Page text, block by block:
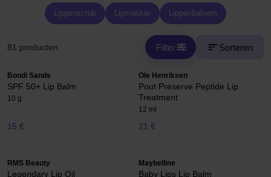
Lippenscrub Lipmasker Lippenbalsem
81 producten Filter Sorteren
Bondi Sands
SPF 50+ Lip Balm
10 g
15 €
Ole Henriksen
Pout Preserve Peptide Lip
Treatment
12 ml
21 €
RMS Beauty
Legendary Lip Oil
Maybelline
Baby Lips Lip Balm